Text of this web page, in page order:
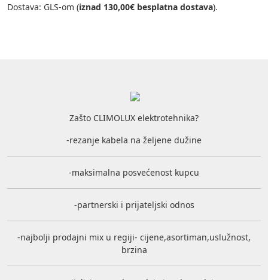
Dostava: GLS-om (iznad 130,00€ besplatna dostava).
Zašto CLIMOLUX elektrotehnika?
-rezanje kabela na željene dužine
-maksimalna posvećenost kupcu
-partnerski i prijateljski odnos
-najbolji prodajni mix u regiji- cijene,asortiman,uslužnost,
brzina